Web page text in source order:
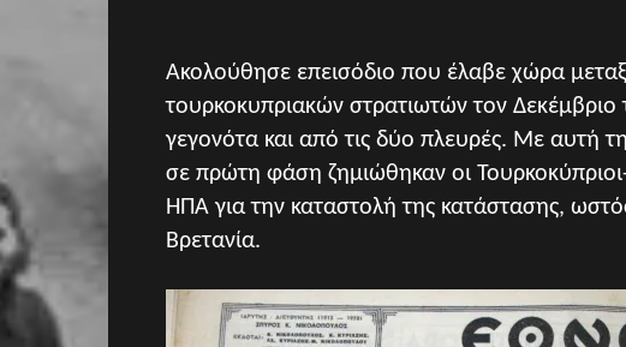
Ακολούθησε επεισόδιο που έλαβε χώρα
τουρκοκυπριακών στρατιωτών τον Δεκέμβριο
γεγονότα και από τις δύο πλευρές. Με αυτή
σε πρώτη φάση ζημιώθηκαν οι
ΗΠΑ για την καταστολή της κατάστασης,
Βρετανία.